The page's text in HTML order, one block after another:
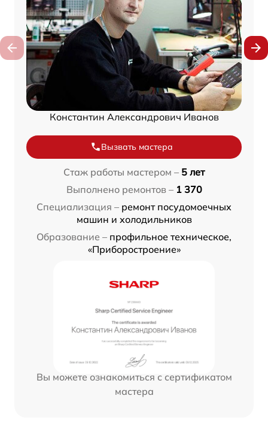
Константин Александрович Иванов
Вызвать мастера
Стаж работы мастером – 5 лет
Выполнено ремонтов – 1 370
Специализация – ремонт посудомоечных
машин и холодильников
Образование – профильное техническое,
«Приборостроение»
Вы можете ознакомиться с сертификатом
мастера